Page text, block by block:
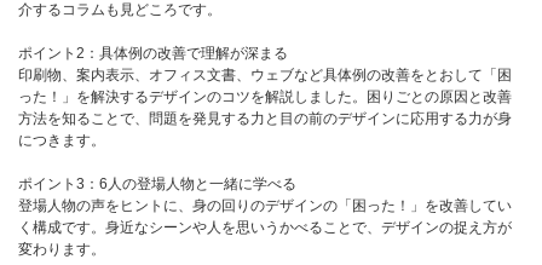
介するコラムも見どころです。
ポイント2：具体例の改善で理解が深まる
印刷物、案内表示、オフィス文書、ウェブなど具体例の改善をとおして「困
った！」を解決するデザインのコツを解説しました。困りごとの原因と改善
方法を知ることで、問題を発見する力と目の前のデザインに応用する力が身
につきます。
ポイント3：6人の登場人物と一緒に学べる
登場人物の声をヒントに、身の回りのデザインの「困った！」を改善してい
く構成です。身近なシーンや人を思いうかべることで、デザインの捉え方が
変わります。